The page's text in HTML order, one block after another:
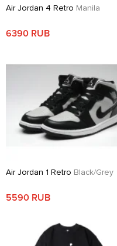
Air Jordan 4 Retro Manila
6390 RUB
Air Jordan 1 Retro Black/Grey
5590 RUB